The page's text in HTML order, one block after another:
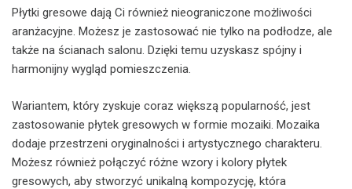
Płytki gresowe dają Ci również nieograniczone możliwości
aranżacyjne. Możesz je zastosować nie tylko na podłodze, ale
także na ścianach salonu. Dzięki temu uzyskasz spójny i
harmonijny wygląd pomieszczenia.
Wariantem, który zyskuje coraz większą popularność, jest
zastosowanie płytek gresowych w formie mozaiki. Mozaika
dodaje przestrzeni oryginalności i artystycznego charakteru.
Możesz również połączyć różne wzory i kolory płytek
gresowych, aby stworzyć unikalną kompozycję, która